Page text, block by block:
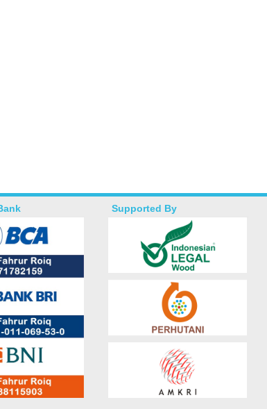
Supported By